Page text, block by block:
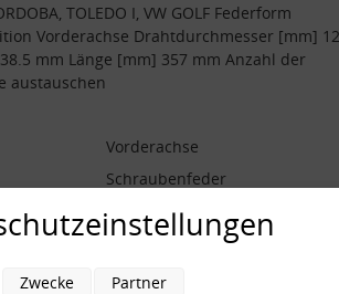
TOLEDO I, VW GOLF Federform
Vorderachse Drahtdurchmesser [mm]
mm Länge [mm] 357 mm Anzahl der
austauschen
Vorderachse
Schraubenfeder
7
138.5 mm
12.4 mm
Zwecke Partner